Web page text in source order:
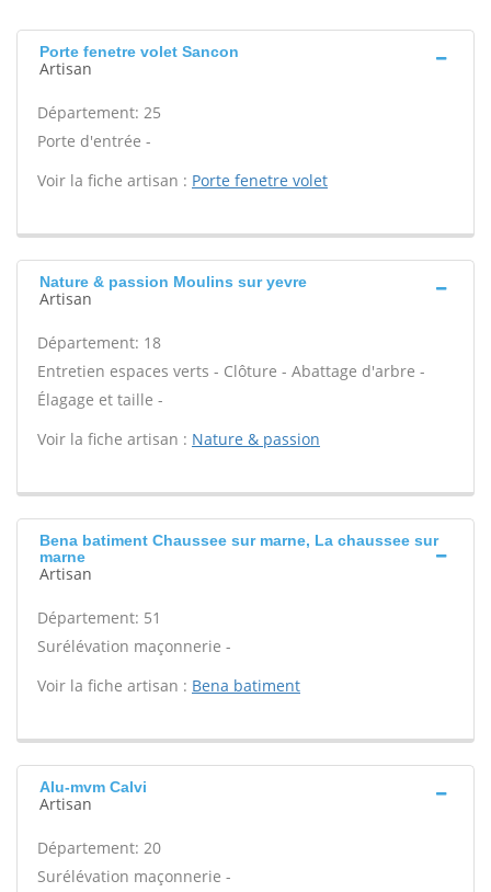
Porte fenetre volet Sancon
Artisan
Département: 25
Porte d'entrée -
Voir la fiche artisan : Porte fenetre volet
Nature & passion Moulins sur yevre
Artisan
Département: 18
Entretien espaces verts - Clôture - Abattage d'arbre -
Élagage et taille -
Voir la fiche artisan : Nature & passion
Bena batiment Chaussee sur marne, La chaussee sur
marne
Artisan
Département: 51
Surélévation maçonnerie -
Voir la fiche artisan : Bena batiment
Alu-mvm Calvi
Artisan
Département: 20
Surélévation maçonnerie -